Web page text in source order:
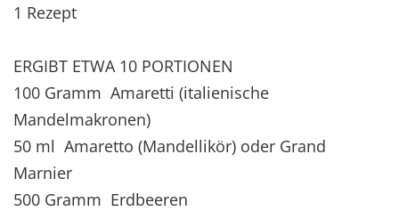
1 Rezept
ERGIBT ETWA 10 PORTIONEN
100 Gramm Amaretti (italienische
Mandelmakronen)
50 ml Amaretto (Mandellikör) oder Grand
Marnier
500 Gramm Erdbeeren